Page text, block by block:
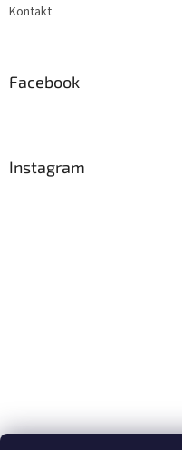
Kontakt
Facebook
Instagram